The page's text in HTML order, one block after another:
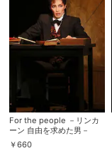
For the people －リンカ
ーン 自由を求めた男－
（’16年花組・ドラマシテ
ィ）
￥660